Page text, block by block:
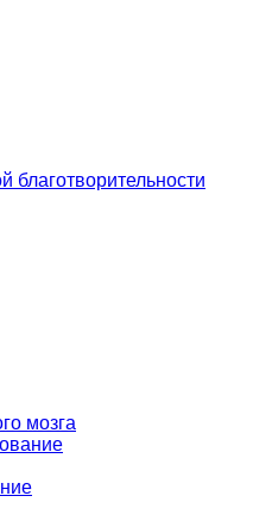
благотворительности
мозга